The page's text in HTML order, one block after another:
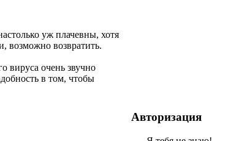
уж плачевны, хотя
возможно возвратить.
вируса очень звучно
в том, чтобы
Авторизация